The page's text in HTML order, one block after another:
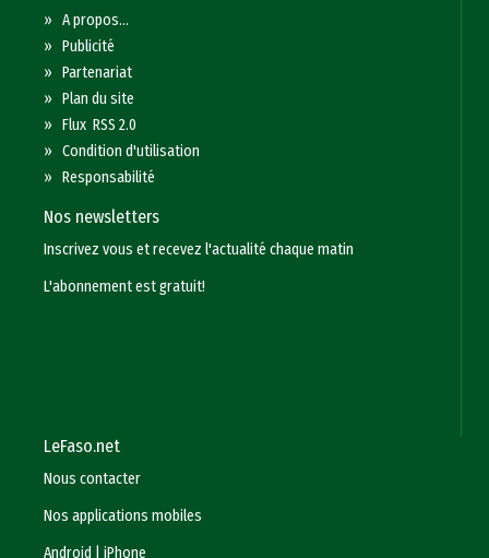
»A propos...
»Publicité
»Partenariat
»Plan du site
»Flux RSS 2.0
»Condition d'utilisation
»Responsabilité
Nos newsletters
Inscrivez vous et recevez l'actualité chaque matin
L'abonnement est gratuit!
LeFaso.net
Nous contacter
Nos applications mobiles
Android
|iPhone